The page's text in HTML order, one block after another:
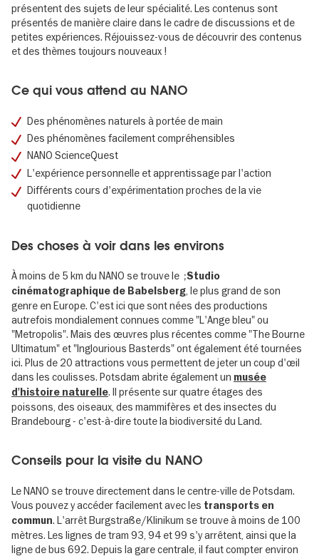
présentent des sujets de leur spécialité. Les contenus sont
présentés de manière claire dans le cadre de discussions et de
petites expériences. Réjouissez-vous de découvrir des contenus
et des thèmes toujours nouveaux !
Ce qui vous attend au NANO
Des phénomènes naturels à portée de main
Des phénomènes facilement compréhensibles
NANO ScienceQuest
L'expérience personnelle et apprentissage par l'action
Différents cours d'expérimentation proches de la vie
quotidienne
Des choses à voir dans les environs
À moins de 5 km du NANO se trouve le ;Studio
cinématographique de Babelsberg, le plus grand de son
genre en Europe. C'est ici que sont nées des productions
autrefois mondialement connues comme "L'Ange bleu" ou
"Metropolis". Mais des œuvres plus récentes comme "The Bourne
Ultimatum" et "Inglourious Basterds" ont également été tournées
ici. Plus de 20 attractions vous permettent de jeter un coup d'œil
dans les coulisses. Potsdam abrite également un musée
d'histoire naturelle. Il présente sur quatre étages des
poissons, des oiseaux, des mammifères et des insectes du
Brandebourg - c'est-à-dire toute la biodiversité du Land.
Conseils pour la visite du NANO
Le NANO se trouve directement dans le centre-ville de Potsdam.
Vous pouvez y accéder facilement avec les transports en
commun. L'arrêt Burgstraße/Klinikum se trouve à moins de 100
mètres. Les lignes de tram 93, 94 et 99 s'y arrêtent, ainsi que la
ligne de bus 692. Depuis la gare centrale, il faut compter environ